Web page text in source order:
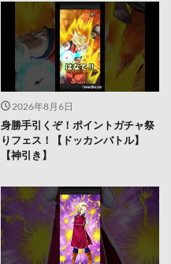
2026年8月6日
身勝手引くぞ！ポイントガチャ祭
りフェス！【ドッカンバトル】
【神引き】